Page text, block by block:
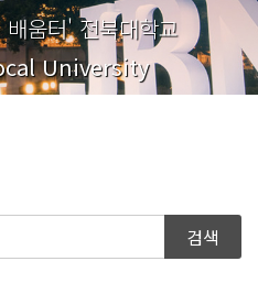
움터' 전북대학교
University